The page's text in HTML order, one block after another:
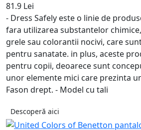
81.9 Lei
- Dress Safely este o linie de
fara utilizarea substantelor
grele sau colorantii nocivi, care
pentru sanatate. in plus, aceste
pentru copii, deoarece sunt
unor elemente mici care prezinta
Fason drept. - Model cu tali
Descoperă aici